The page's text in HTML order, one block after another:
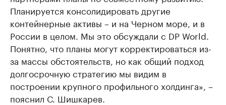
Планируется консолидировать другие
контейнерные активы – и на Черном море, и в
России в целом. Мы это обсуждали с DP World.
Понятно, что планы могут корректироваться из-
за массы обстоятельств, но как общий подход
долгосрочную стратегию мы видим в
построении крупного профильного холдинга», –
пояснил С. Шишкарев.